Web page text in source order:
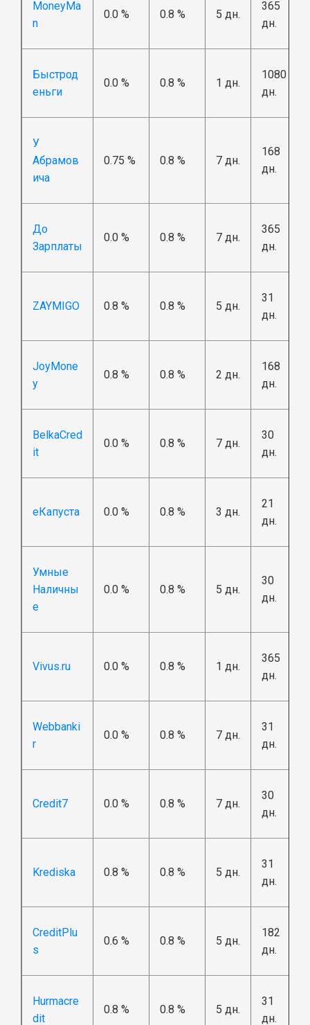
MoneyMa
n
0.0 % 0.8 % 5 дн.
365
дн.
Быстрод
еньги
0.0 % 0.8 % 1 дн.
1080
дн.
У
Абрамов
ича
0.75 % 0.8 % 7 дн.
168
дн.
До
Зарплаты
0.0 % 0.8 % 7 дн.
365
дн.
ZAYMIGO 0.8 % 0.8 % 5 дн.
31
дн.
JoyMone
y
0.8 % 0.8 % 2 дн.
168
дн.
BelkaCred
it
0.0 % 0.8 % 7 дн.
30
дн.
еКапуста 0.0 % 0.8 % 3 дн.
21
дн.
Умные
Наличны
е
0.0 % 0.8 % 5 дн.
30
дн.
Vivus.ru 0.0 % 0.8 % 1 дн.
365
дн.
Webbanki
r
0.0 % 0.8 % 7 дн.
31
дн.
Credit7 0.0 % 0.8 % 7 дн.
30
дн.
Krediska 0.8 % 0.8 % 5 дн.
31
дн.
CreditPlu
s
0.6 % 0.8 % 5 дн.
182
дн.
Hurmacre
dit
0.8 % 0.8 % 5 дн.
31
дн.